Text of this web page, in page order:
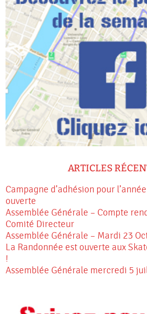
ARTICLES
Campagne d’adhésion pour
ouverte
Assemblée Générale – Compte
Comité Directeur
Assemblée Générale – Mardi 23
La Randonnée est ouverte aux
!
Assemblée Générale mercredi 5